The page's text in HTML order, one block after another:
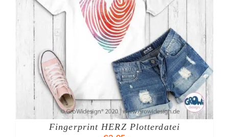
Fingerprint HERZ Plotterdatei